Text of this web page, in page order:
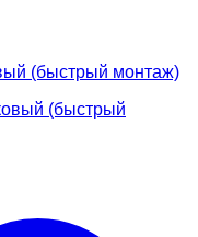
(быстрый монтаж)